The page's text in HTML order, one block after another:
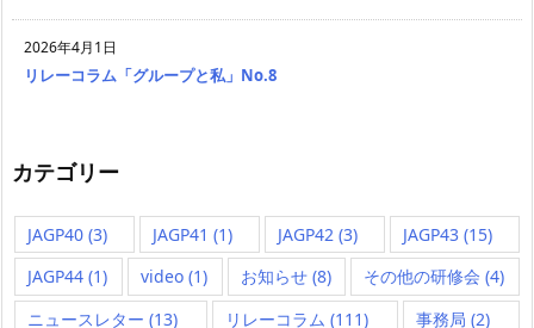
2026年4月1日
リレーコラム「グループと私」No.8
カテゴリー
JAGP40 (3) JAGP41 (1) JAGP42 (3) JAGP43 (15)
JAGP44 (1) video(1) お知らせ(8) その他の研修会 (4)
ニュースレター (13) リレーコラム (111) 事務局 (2)